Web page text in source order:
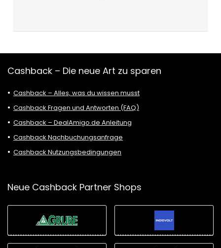
Cashback – Die neue Art zu sparen
Cashback – Alles, was du wissen musst
Cashback Fragen und Antworten (FAQ)
Cashback – DealAmigo.de Anleitung
Cashback Nachbuchungsanfrage
Cashback Nutzungsbedingungen
Neue Cashback Partner Shops